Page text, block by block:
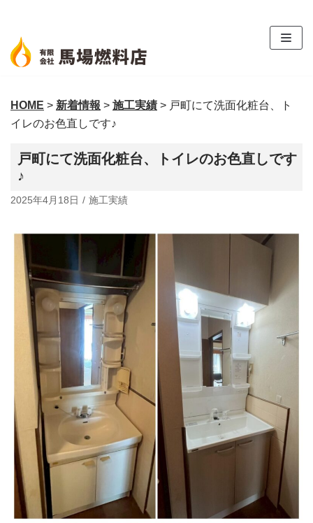
ン
テ
ン
へ
ス
ッ
プ
HOME > 新着情報 > 施工実績 > 戸町にて洗面化粧台、ト
イレのお色直しです♪
戸町にて洗面化粧台、トイレのお色直しです
♪
2025年4月18日 施工実績